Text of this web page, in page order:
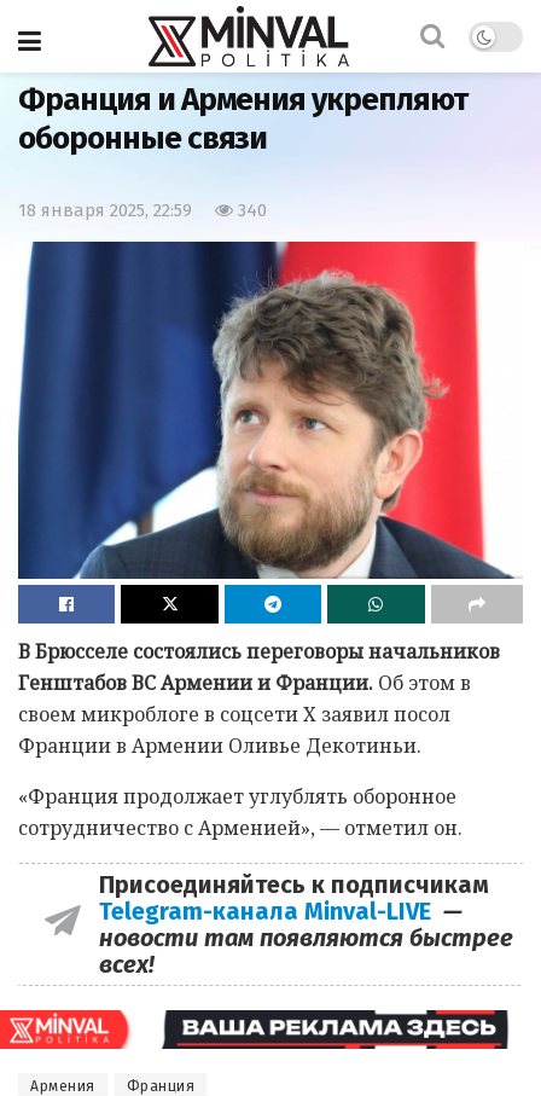
Главная
Франция и Армения укрепляют
оборонные связи
18 января 2025, 22:59 340
В Брюсселе состоялись переговоры начальников
Генштабов ВС Армении и Франции. Об этом в
своем микроблоге в соцсети Х заявил посол
Франции в Армении Оливье Декотиньи.
«Франция продолжает углублять оборонное
сотрудничество с Арменией», — отметил он.
Присоединяйтесь к подписчикам
Telegram-канала Minval-LIVE —
новости там появляются быстрее
всех!
Армения Франция